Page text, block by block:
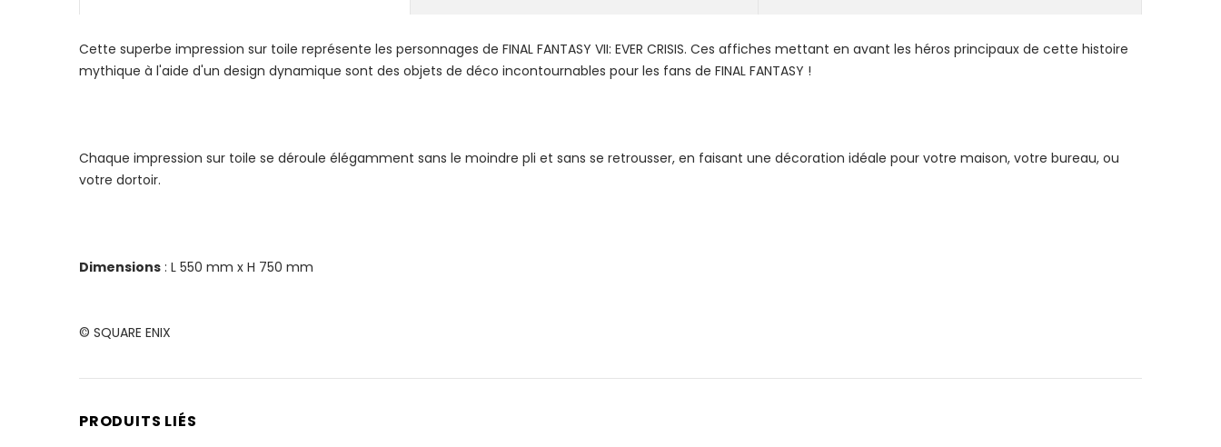
Cette superbe impression sur toile représente les personnages de FINAL FANTASY VII: EVER CRISIS. Ces affiches mettant en avant les héros principaux de cette histoire
mythique à l'aide d'un design dynamique sont des objets de déco incontournables pour les fans de FINAL FANTASY !
Chaque impression sur toile se déroule élégamment sans le moindre pli et sans se retrousser, en faisant une décoration idéale pour votre maison, votre bureau, ou
votre dortoir.
Dimensions : L 550 mm x H 750 mm
© SQUARE ENIX
PRODUITS LIÉS